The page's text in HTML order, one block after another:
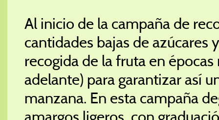
Al inicio de la campaña de
cantidades bajas de azúcares
recogida de la fruta en
adelante) para garantizar así
manzana. En esta campaña